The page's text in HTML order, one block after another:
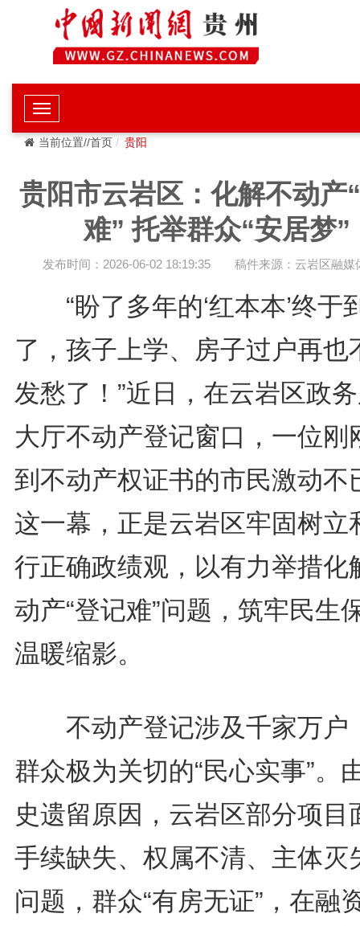
当前位置//首页 贵阳
贵阳市云岩区：化解不动产
难” 托举群众“安居梦”
发布时间：2026-06-02 18:19:35 稿件来源：云岩区融媒
“盼了多年的‘红本本’终于
了，孩子上学、房子过户再也
发愁了！”近日，在云岩区政
大厅不动产登记窗口，一位刚
到不动产权证书的市民激动不
这一幕，正是云岩区牢固树立
行正确政绩观，以有力举措化
动产“登记难”问题，筑牢民生
温暖缩影。
不动产登记涉及千家万户
群众极为关切的“民心实事”。
史遗留原因，云岩区部分项目
手续缺失、权属不清、主体灭
问题，群众“有房无证”，在融